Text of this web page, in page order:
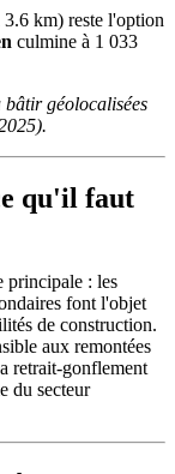
3.6 km) reste l'option
culmine à 1 033
bâtir géolocalisées
qu'il faut
principale : les
font l'objet
de construction.
aux remontées
retrait-gonflement
du secteur